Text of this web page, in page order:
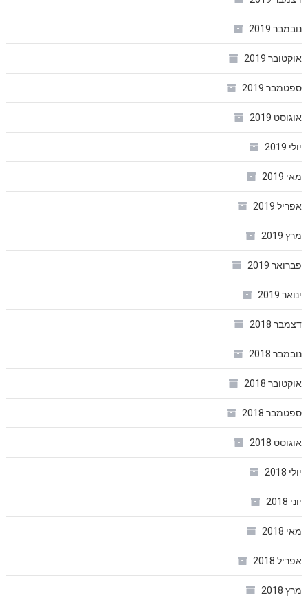
נובמבר 2019
אוקטובר 2019
ספטמבר 2019
אוגוסט 2019
יולי 2019
מאי 2019
אפריל 2019
מרץ 2019
פברואר 2019
ינואר 2019
דצמבר 2018
נובמבר 2018
אוקטובר 2018
ספטמבר 2018
אוגוסט 2018
יולי 2018
יוני 2018
מאי 2018
אפריל 2018
מרץ 2018